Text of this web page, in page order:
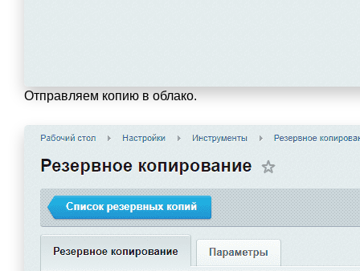
Отправляем копию в облако.